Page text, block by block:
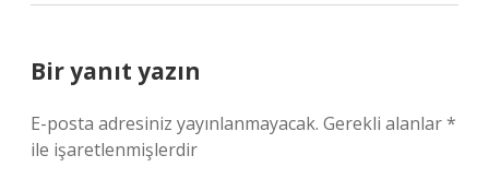
Bir yanıt yazın
E-posta adresiniz yayınlanmayacak. Gerekli alanlar*
ile işaretlenmişlerdir